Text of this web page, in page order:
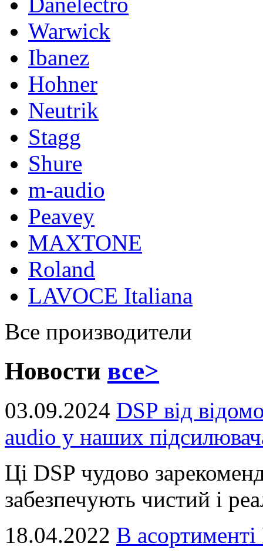
Warwick
Ibanez
Hohner
Neutrik
Stagg
Shure
m-audio
Peavey
MAXTONE
Roland
LAVOCE Italiana
Все производители
Новости все>
03.09.2024 DSP від
audio у наших
Ці DSP чудово
забезпечують чистий і
18.04.2022 В